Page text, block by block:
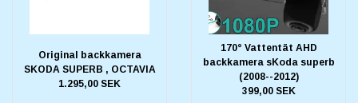
Original backkamera
SKODA SUPERB , OCTAVIA
1.295,00 SEK
170° Vattentät AHD
backkamera sKoda superb
(2008--2012)
399,00 SEK